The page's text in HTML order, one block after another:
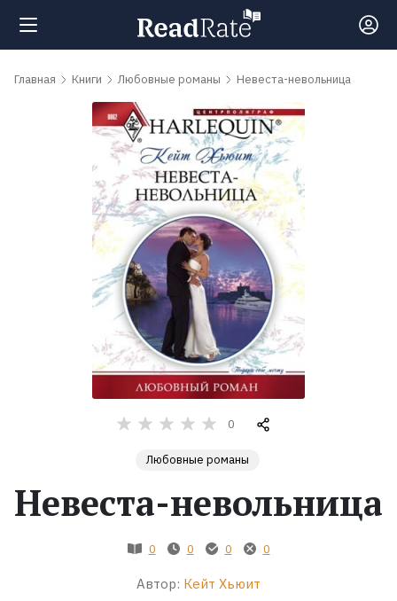
Поиск
Рейтинги
обсуждаемые
Главная Книги Любовные романы Невеста-невольница
0
Любовные романы
Невеста-невольница
0 0 0 0
Автор: Кейт Хьюит